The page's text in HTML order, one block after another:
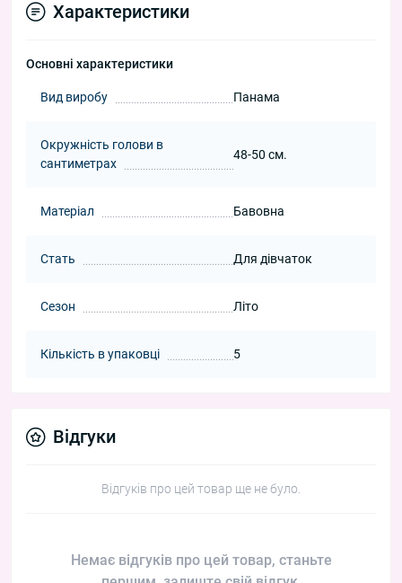
Характеристики
Основні характеристики
Вид виробу Панама
Окружність голови в
сантиметрах
48-50 см.
Матеріал Бавовна
Стать Для дівчаток
Сезон Літо
Кількість в упаковці 5
Відгуки
Відгуків про цей товар ще не було.
Немає відгуків про цей товар, станьте